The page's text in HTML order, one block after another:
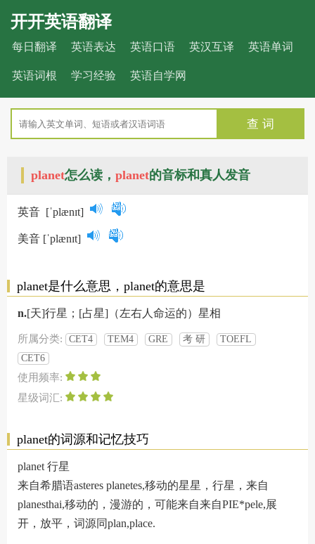
开开英语翻译
每日翻译 英语表达 英语口语 英汉互译 英语单词
英语词根 学习经验 英语自学网
查 词
planet怎么读， planet的音标和真人发音
英音 [ˈplænɪt]
美音 [ˈplænɪt]
planet是什么意思，planet的意思是
n.[天]行星；[占星]（左右人命运的）星相
所属分类: CET4 TEM4 GRE 考 研
TOEFL
CET6
使用频率:
星级词汇:
planet的词源和记忆技巧
planet 行星
来自希腊语asteres planetes,移动的星星，行星，来自
planesthai,移动的，漫游的，可能来自来自PIE*pele,展
开，放平，词源同plan,place.